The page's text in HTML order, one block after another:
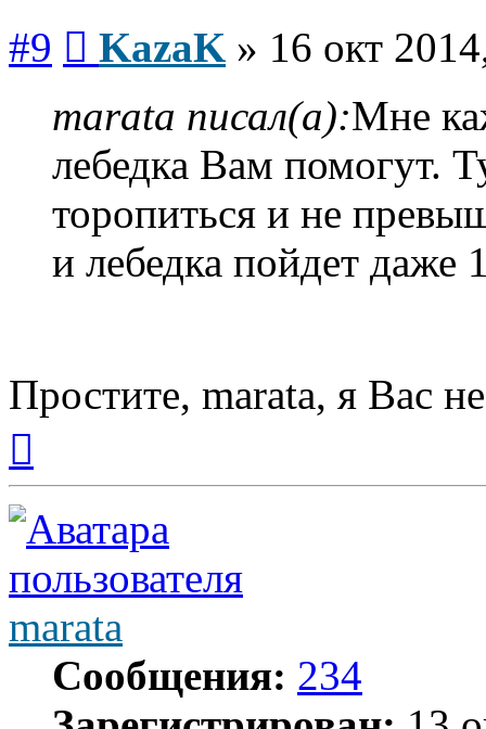
#9 KazaK » 16 окт
marata писал(а):Мне
лебедка Вам помогут.
торопиться и не
и лебедка пойдет даже
Простите, marata, я Вас
началу
marata
Сообщения: 234